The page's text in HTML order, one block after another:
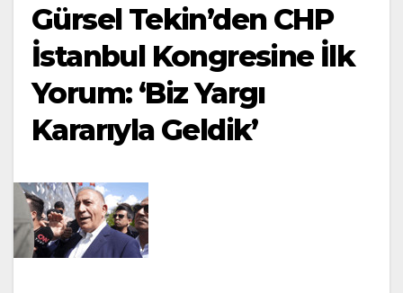
Gürsel Tekin’den CHP
İstanbul Kongresine İlk
Yorum: ‘Biz Yargı
Kararıyla Geldik’